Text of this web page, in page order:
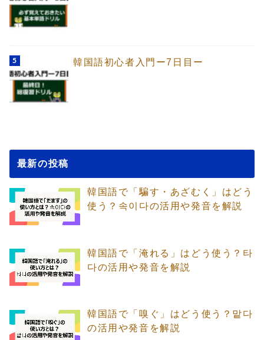
韓国語初心者入門ー7日目ー
最新の投稿
韓国語で「騙す・あざむく」はどう
使う？속이다の活用や発音を解説
韓国語で「淹れる」はどう使う？타
다の活用や発音を解説
韓国語で「嗅ぐ」はどう使う？맡다
の活用や発音を解説